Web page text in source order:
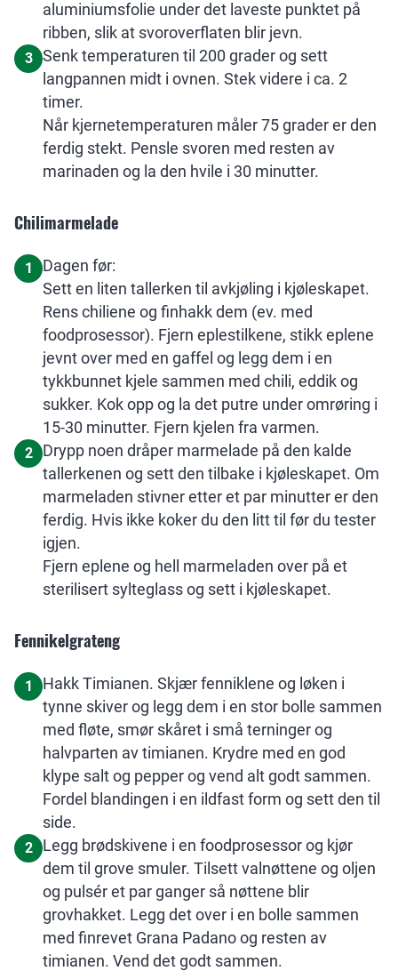
aluminiumsfolie under det laveste punktet på
ribben, slik at svoroverflaten blir jevn.
3
Senk temperaturen til 200 grader og sett
langpannen midt i ovnen. Stek videre i ca. 2
timer.
Når kjernetemperaturen måler 75 grader er den
ferdig stekt. Pensle svoren med resten av
marinaden og la den hvile i 30 minutter.
Chilimarmelade
1
Dagen før:
Sett en liten tallerken til avkjøling i kjøleskapet.
Rens chiliene og finhakk dem (ev. med
foodprosessor). Fjern eplestilkene, stikk eplene
jevnt over med en gaffel og legg dem i en
tykkbunnet kjele sammen med chili, eddik og
sukker. Kok opp og la det putre under omrøring i
15-30 minutter. Fjern kjelen fra varmen.
2
Drypp noen dråper marmelade på den kalde
tallerkenen og sett den tilbake i kjøleskapet. Om
marmeladen stivner etter et par minutter er den
ferdig. Hvis ikke koker du den litt til før du tester
igjen.
Fjern eplene og hell marmeladen over på et
sterilisert sylteglass og sett i kjøleskapet.
Fennikelgrateng
1
Hakk Timianen. Skjær fenniklene og løken i
tynne skiver og legg dem i en stor bolle sammen
med fløte, smør skåret i små terninger og
halvparten av timianen. Krydre med en god
klype salt og pepper og vend alt godt sammen.
Fordel blandingen i en ildfast form og sett den til
side.
2
Legg brødskivene i en foodprosessor og kjør
dem til grove smuler. Tilsett valnøttene og oljen
og pulsér et par ganger så nøttene blir
grovhakket. Legg det over i en bolle sammen
med finrevet Grana Padano og resten av
timianen. Vend det godt sammen.